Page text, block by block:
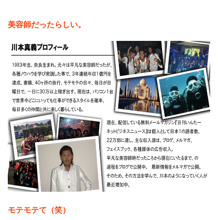
美容師だったらしい。
モテモテて（笑）